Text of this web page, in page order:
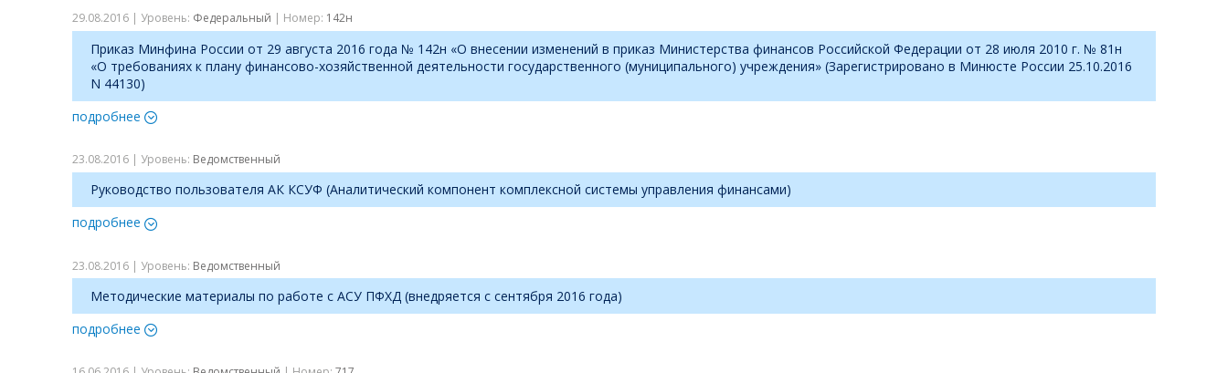
29.08.2016 | Уровень: Федеральный | Номер: 142н
Приказ Минфина России от 29 августа 2016 года № 142н «О внесении изменений в приказ Министерства финансов Российской Федерации от 28 июля 2010 г. № 81н
«О требованиях к плану финансово-хозяйственной деятельности государственного (муниципального) учреждения» (Зарегистрировано в Минюсте России 25.10.2016
N 44130)
подробнее
23.08.2016 | Уровень: Ведомственный
Руководство пользователя АК КСУФ (Аналитический компонент комплексной системы управления финансами)
подробнее
23.08.2016 | Уровень: Ведомственный
Методические материалы по работе с АСУ ПФХД (внедряется с сентября 2016 года)
подробнее